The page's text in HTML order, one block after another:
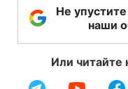
Не
наши
Или читайте